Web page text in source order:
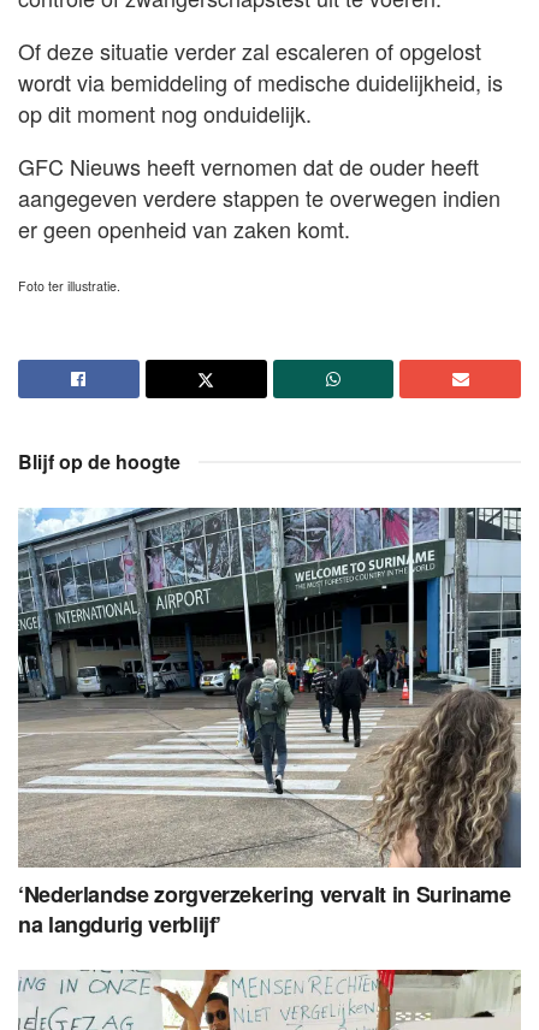
Of deze situatie verder zal escaleren of opgelost
wordt via bemiddeling of medische duidelijkheid, is
op dit moment nog onduidelijk.
GFC Nieuws heeft vernomen dat de ouder heeft
aangegeven verdere stappen te overwegen indien
er geen openheid van zaken komt.
Foto ter illustratie.
Blijf op de hoogte
‘Nederlandse zorgverzekering vervalt in Suriname
na langdurig verblijf’